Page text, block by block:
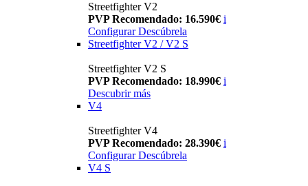
Streetfighter V2
PVP Recomendado: 16.590€ i
Configurar Descúbrela
Streetfighter V2 / V2 S
Streetfighter V2 S
PVP Recomendado: 18.990€ i
Descubrir más
V4
Streetfighter V4
PVP Recomendado: 28.390€ i
Configurar Descúbrela
V4 S